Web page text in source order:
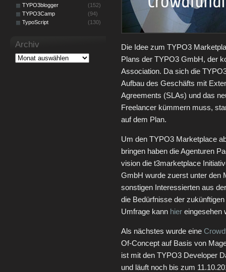
Die Idee zum TYPO3
Plans der TYPO3 GmbH, der
Association. Da sich die
Aufbau des Geschäfts mit
Agreements (SLAs) und das
Freelancer kümmern muss,
auf dem Plan.
Um den TYPO3 Marketplace
bringen haben die Agenturen
vision die t3marketplace
GmbH wurde zuerst unter den
sonstigen Interessierten aus
die Bedürfnisse der
Umfrage kann hier eingesehen
Als nächstes wurde eine
Of-Concept auf Basis von
ist mit den TYPO3 Developer
und läuft noch bis zum
TYPO3blogger
(152)
TYPO3Camp
(94)
TypoScript
(130)
Archiv